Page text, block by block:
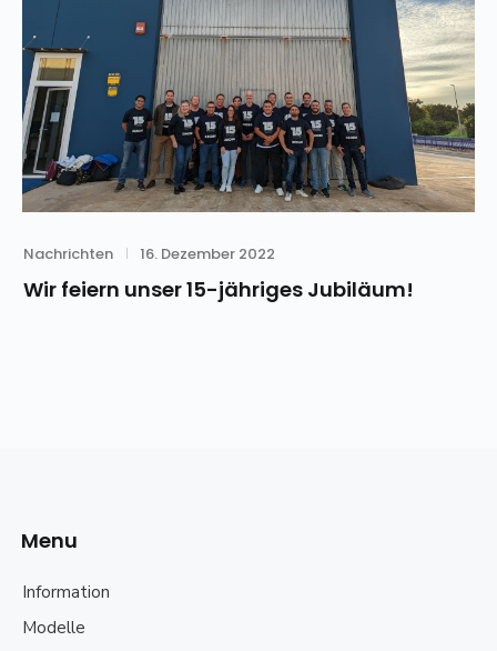
Category
Nachrichten
Posted
16. Dezember 2022
Wir feiern unser 15-jähriges Jubiläum!
Menu
Information
Modelle